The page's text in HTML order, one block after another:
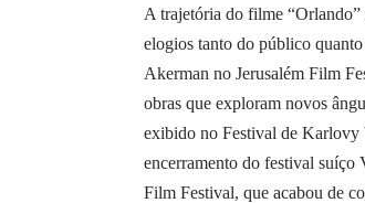
A trajetória do filme “Orlando”
elogios tanto do público
Akerman no Jerusalém Film
obras que exploram novos
exibido no Festival de Karlovy
encerramento do festival suíço
Film Festival, que acabou de